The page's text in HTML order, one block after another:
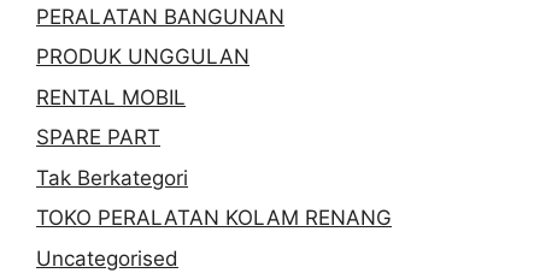
PERALATAN BANGUNAN
PRODUK UNGGULAN
RENTAL MOBIL
SPARE PART
Tak Berkategori
TOKO PERALATAN KOLAM RENANG
Uncategorised